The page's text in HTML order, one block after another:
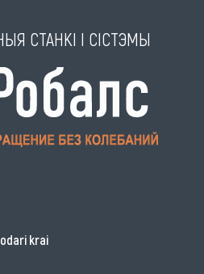
СТАНКІ І СІСТЭМЫ
krai